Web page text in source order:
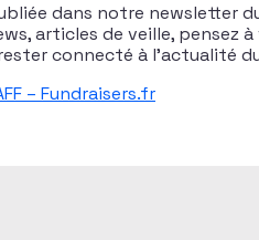
dans notre newsletter
articles de veille, pensez à
connecté à l’actualité
– Fundraisers.fr